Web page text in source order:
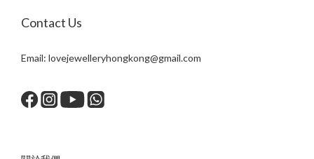
Contact Us
Email: lovejewelleryhongkong@gmail.com